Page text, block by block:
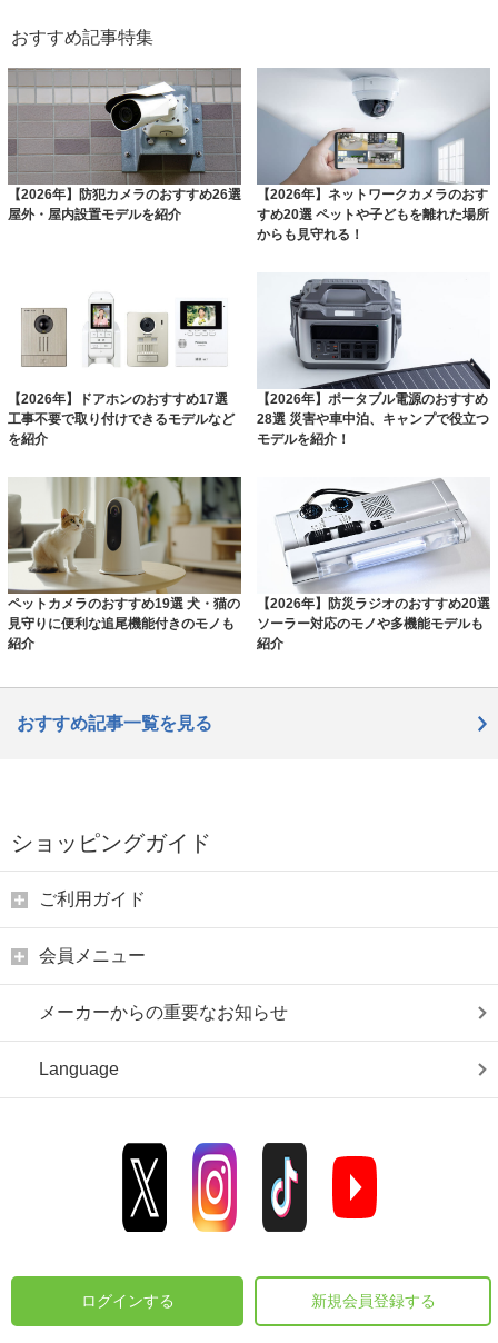
おすすめ記事特集
【2026年】防犯カメラのおすすめ26選
屋外・屋内設置モデルを紹介
【2026年】ネットワークカメラのおす
すめ20選 ペットや子どもを離れた場所
からも見守れる！
【2026年】ドアホンのおすすめ17選
工事不要で取り付けできるモデルなど
を紹介
【2026年】ポータブル電源のおすすめ
28選 災害や車中泊、キャンプで役立つ
モデルを紹介！
ペットカメラのおすすめ19選 犬・猫の
見守りに便利な追尾機能付きのモノも
紹介
【2026年】防災ラジオのおすすめ20選
ソーラー対応のモノや多機能モデルも
紹介
おすすめ記事一覧を見る
ショッピングガイド
ご利用ガイド
会員メニュー
メーカーからの重要なお知らせ
Language
ログインする 新規会員登録する